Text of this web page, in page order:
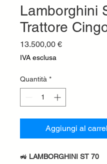
Lamborghini
Trattore
13.500,00 €Prezzo
IVA esclusa
Quantità *
Aggiungi al
🚜 LAMBORGHINI ST 70